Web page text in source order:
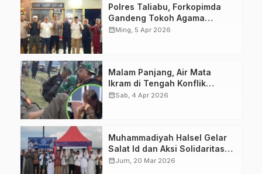
Polres Taliabu, Forkopimda
Gandeng Tokoh Agama
Deklarasikan Damai
calendar_monthMing, 5 Apr 2026
Malam Panjang, Air Mata
Ikram di Tengah Konflik
Halteng
calendar_monthSab, 4 Apr 2026
Muhammadiyah Halsel Gelar
Salat Id dan Aksi Solidaritas
Palestina
calendar_monthJum, 20 Mar 2026